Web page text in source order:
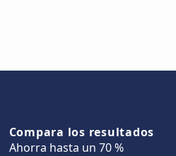
Compara los resultados
Ahorra hasta un 70 %